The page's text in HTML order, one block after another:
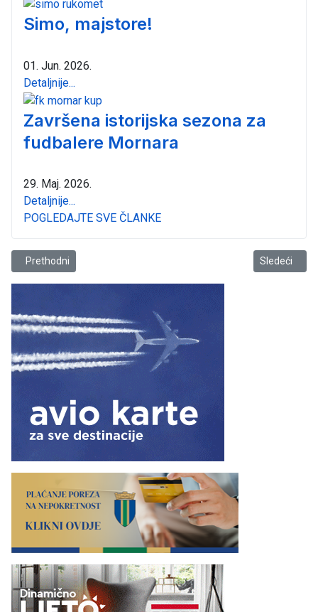
Simo, majstore!
01. Jun. 2026.
Detaljnije...
Završena istorijska sezona za
fudbalere Mornara
29. Maj. 2026.
Detaljnije...
POGLEDAJTE SVE ČLANKE
Prethodni članak: Tutta Trieste 2 najbolja na Arsenal kupu 2017
Prethodni Sledeći
Sledeći